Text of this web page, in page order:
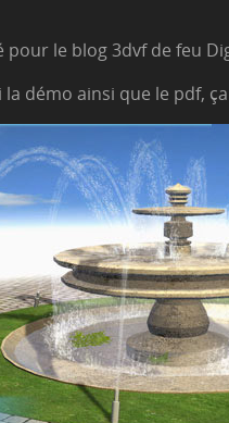
le blog 3dvf de feu
démo ainsi que le pdf,